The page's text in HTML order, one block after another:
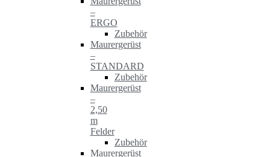
–
ERGO
Zubehör
Maurergerüst
–
STANDARD
Zubehör
Maurergerüst
–
2,50
m
Felder
Zubehör
Maurergerüst